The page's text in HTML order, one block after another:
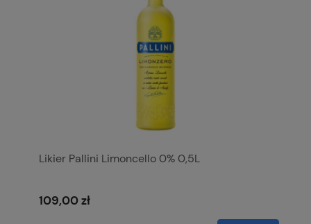
Likier Pallini Limoncello 0% 0,5L
109,00 zł